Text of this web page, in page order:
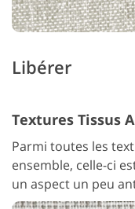
Libérer
Textures Tissus
Parmi toutes les
ensemble, celle-ci
un aspect un peu